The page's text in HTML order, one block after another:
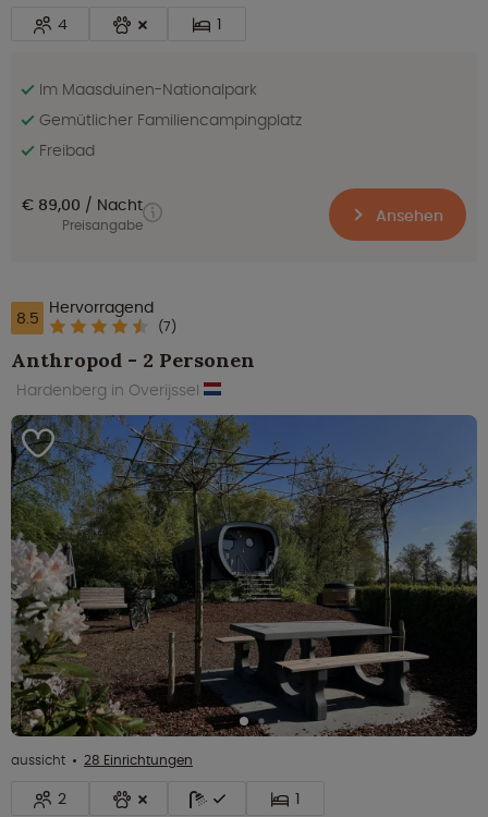
4 1
Im Maasduinen-Nationalpark
Gemütlicher Familiencampingplatz
Freibad
€ 89,00 Nacht
Preisangabe Ansehen
8.5 Hervorragend
(7)
Anthropod - 2 Personen
Hardenberg in Overijssel
aussicht 28 Einrichtungen
2 1